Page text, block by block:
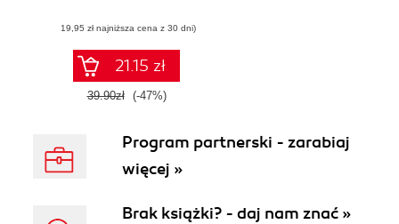
(19,95 zł najniższa cena z 30 dni)
21.15 zł
39.90zł (-47%)
Program partnerski - zarabiaj
więcej »
Brak książki? - daj nam znać »